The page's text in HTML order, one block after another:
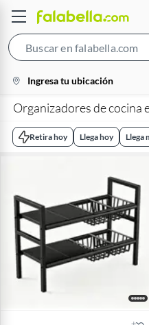
location-
icon
Ingresa tu ubicación
Organizadores de cocina
Retira hoy Llega hoy Llega